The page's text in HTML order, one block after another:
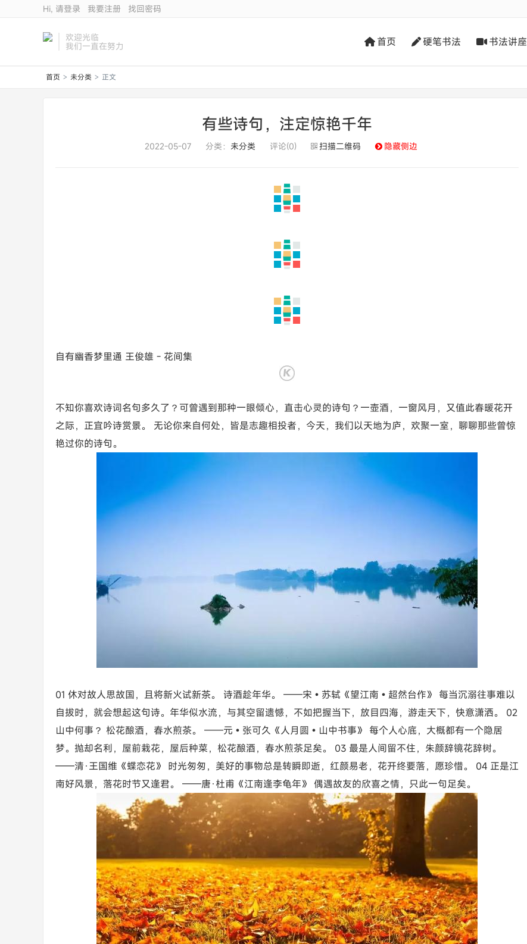
Hi, 请登录 我要注册 找回密码
欢迎光临
我们一直在努力 首页 硬笔书法 书法讲座
首页 > 未分类 > 正文
有些诗句，注定惊艳千年
2022-05-07 分类： 未分类 评论(0) 扫描二维码 隐藏侧边
自有幽香梦里通 王俊雄 - 花间集
不知你喜欢诗词名句多久了？可曾遇到那种一眼倾心，直击心灵的诗句？一壶酒，一窗风月，又值此春暖花开
之际，正宜吟诗赏景。 无论你来自何处，皆是志趣相投者，今天，我们以天地为庐，欢聚一室，聊聊那些曾惊
艳过你的诗句。
01 休对故人思故国，且将新火试新茶。 诗酒趁年华。 ——宋•苏轼《望江南•超然台作》 每当沉溺往事难以
自拔时，就会想起这句诗。年华似水流，与其空留遗憾，不如把握当下，放目四海，游走天下，快意潇洒。 02
山中何事？ 松花酿酒，春水煎茶。 ——元•张可久《人月圆•山中书事》 每个人心底，大概都有一个隐居
梦。抛却名利，屋前栽花，屋后种菜，松花酿酒，春水煎茶足矣。 03 最是人间留不住，朱颜辞镜花辞树。
——清·王国维《蝶恋花》 时光匆匆，美好的事物总是转瞬即逝，红颜易老，花开终要落，愿珍惜。 04 正是江
南好风景，落花时节又逢君。 ——唐·杜甫《江南逢李龟年》 偶遇故友的欣喜之情，只此一句足矣。